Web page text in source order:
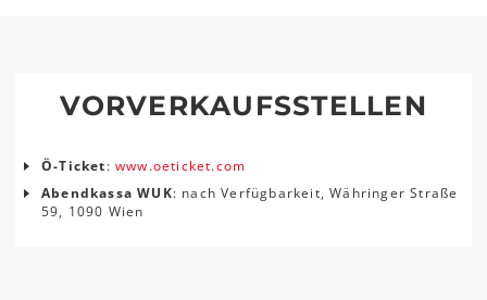
VORVERKAUFSSTELLEN
Ö-Ticket:www.oeticket.com
Abendkassa WUK: nach Verfügbarkeit, Währinger Straße
59, 1090 Wien